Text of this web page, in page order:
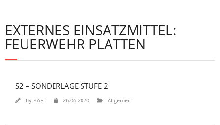
EXTERNES EINSATZMITTEL:
FEUERWEHR PLATTEN
S2 – SONDERLAGE STUFE 2
By PAFE 26.06.2020 Allgemein